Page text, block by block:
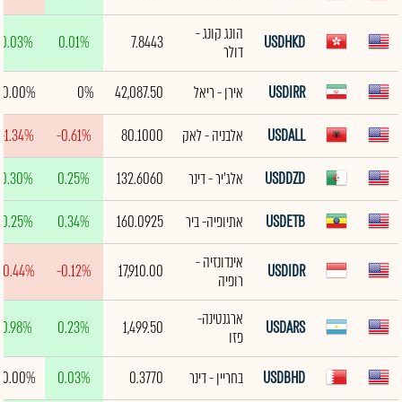
USDHKD
הונג קונג -
דולר
7.8443
0.01%
0.03%
USDIRR אירן - ריאל 42,087.50
0%
0.00%
USDALL
אלבניה - לאק 80.1000
-0.61%
-1.34%
USDDZD
אלג'יר - דינר 132.6060
0.25%
0.30%
USDETB
אתיופיה- ביר 160.0925
0.34%
0.25%
USDIDR
אינדונזיה -
רופיה
17,910.00
-0.12%
USDARS
ארגנטינה-
פזו
1,499.50
0.23%
0.98%
USDBHD בחריין - דינר 0.3770
0.03%
0.00%